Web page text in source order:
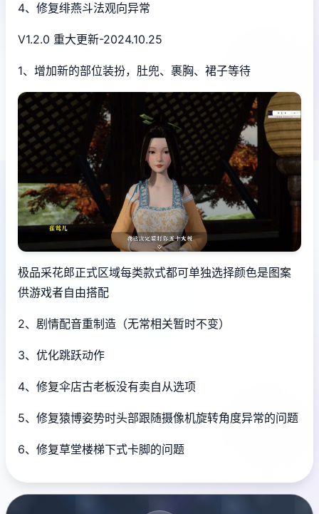
4、修复绯燕斗法观向异常
V1.2.0 重大更新-2024.10.25
1、增加新的部位装扮，肚兜、裹胸、裙子等待
极品采花郎正式区域每类款式都可单独选择颜色是图案
供游戏者自由搭配
2、剧情配音重制造（无常相关暂时不变）
3、优化跳跃动作
4、修复伞店古老板没有卖自从选项
5、修复猿博姿势时头部跟随摄像机旋转角度异常的问题
6、修复草堂楼梯下式卡脚的问题